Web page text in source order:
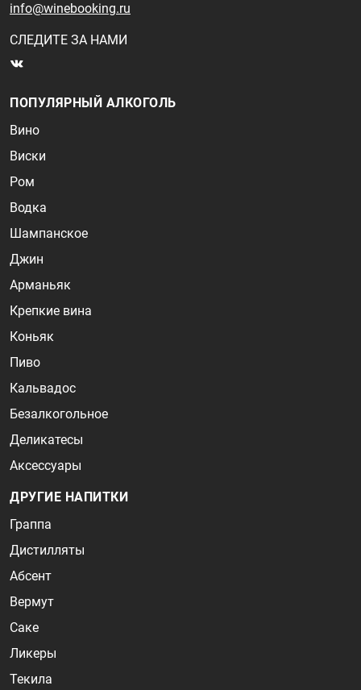
info@winebooking.ru
СЛЕДИТЕ ЗА НАМИ
ПОПУЛЯРНЫЙ АЛКОГОЛЬ
Вино
Виски
Ром
Водка
Шампанское
Джин
Арманьяк
Крепкие вина
Коньяк
Пиво
Кальвадос
Безалкогольное
Деликатесы
Аксессуары
ДРУГИЕ НАПИТКИ
Граппа
Дистилляты
Абсент
Вермут
Саке
Ликеры
Текила